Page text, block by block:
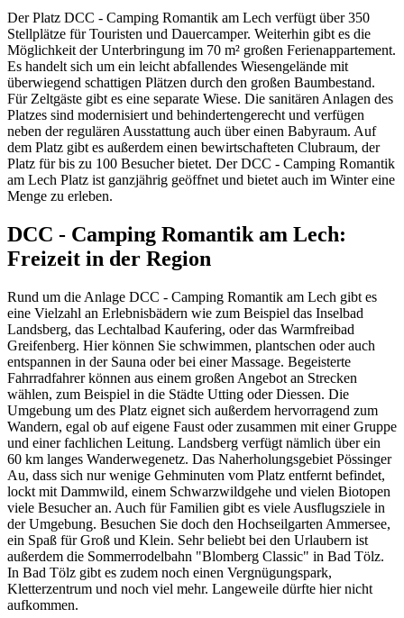
Der Platz DCC - Camping Romantik am Lech verfügt über 350
Stellplätze für Touristen und Dauercamper. Weiterhin gibt es die
Möglichkeit der Unterbringung im 70 m² großen Ferienappartement.
Es handelt sich um ein leicht abfallendes Wiesengelände mit
überwiegend schattigen Plätzen durch den großen Baumbestand.
Für Zeltgäste gibt es eine separate Wiese. Die sanitären Anlagen des
Platzes sind modernisiert und behindertengerecht und verfügen
neben der regulären Ausstattung auch über einen Babyraum. Auf
dem Platz gibt es außerdem einen bewirtschafteten Clubraum, der
Platz für bis zu 100 Besucher bietet. Der DCC - Camping Romantik
am Lech Platz ist ganzjährig geöffnet und bietet auch im Winter eine
Menge zu erleben.
DCC - Camping Romantik am Lech:
Freizeit in der Region
Rund um die Anlage DCC - Camping Romantik am Lech gibt es
eine Vielzahl an Erlebnisbädern wie zum Beispiel das Inselbad
Landsberg, das Lechtalbad Kaufering, oder das Warmfreibad
Greifenberg. Hier können Sie schwimmen, plantschen oder auch
entspannen in der Sauna oder bei einer Massage. Begeisterte
Fahrradfahrer können aus einem großen Angebot an Strecken
wählen, zum Beispiel in die Städte Utting oder Diessen. Die
Umgebung um des Platz eignet sich außerdem hervorragend zum
Wandern, egal ob auf eigene Faust oder zusammen mit einer Gruppe
und einer fachlichen Leitung. Landsberg verfügt nämlich über ein
60 km langes Wanderwegenetz. Das Naherholungsgebiet Pössinger
Au, dass sich nur wenige Gehminuten vom Platz entfernt befindet,
lockt mit Dammwild, einem Schwarzwildgehe und vielen Biotopen
viele Besucher an. Auch für Familien gibt es viele Ausflugsziele in
der Umgebung. Besuchen Sie doch den Hochseilgarten Ammersee,
ein Spaß für Groß und Klein. Sehr beliebt bei den Urlaubern ist
außerdem die Sommerrodelbahn "Blomberg Classic" in Bad Tölz.
In Bad Tölz gibt es zudem noch einen Vergnügungspark,
Kletterzentrum und noch viel mehr. Langeweile dürfte hier nicht
aufkommen.